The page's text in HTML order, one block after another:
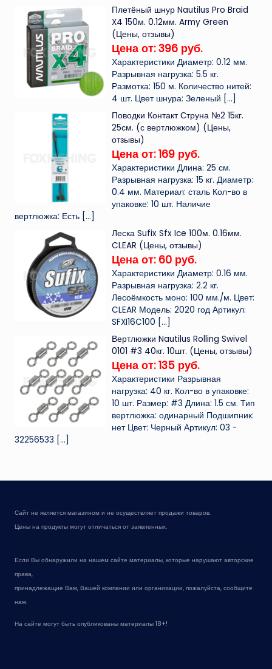
Плетёный шнур Nautilus Pro Braid
X4 150м. 0.12мм. Army Green
(Цены, отзывы)
Цена от: 396 руб.
Характеристики Диаметр: 0.12 мм.
Разрывная нагрузка: 5.5 кг.
Размотка: 150 м. Количество нитей:
4 шт. Цвет шнура: Зеленый […]
Поводки Контакт Струна №2 15кг.
25см. (с вертлюжком) (Цены,
отзывы)
Цена от: 169 руб.
Характеристики Длина: 25 см.
Разрывная нагрузка: 15 кг. Диаметр:
0.4 мм. Материал: сталь Кол-во в
упаковке: 10 шт. Наличие
вертлюжка: Есть […]
Леска Sufix Sfx Ice 100м. 0.16мм.
CLEAR (Цены, отзывы)
Цена от: 60 руб.
Характеристики Диаметр: 0.16 мм.
Разрывная нагрузка: 2.2 кг.
Лесоёмкость моно: 100 мм./м. Цвет:
CLEAR Модель: 2020 год Артикул:
SFXI16C100 […]
Вертлюжки Nautilus Rolling Swivel
0101 #3 40кг. 10шт. (Цены, отзывы)
Цена от: 135 руб.
Характеристики Разрывная
нагрузка: 40 кг. Кол-во в упаковке:
10 шт. Размер: #3 Длина: 1.5 см. Тип
вертлюжка: одинарный Подшипник:
нет Цвет: Черный Артикул: 03 -
32256533 […]
Сайт не является магазином и не осуществляет продажи товаров.
Цены на продукты могут отличаться от заявленных.
Если Вы обнаружили на нашем сайте материалы, которые нарушают авторские
права,
принадлежащие Вам, Вашей компании или организации, пожалуйста, сообщите
нам.
На сайте могут быть опубликованы материалы 18+!